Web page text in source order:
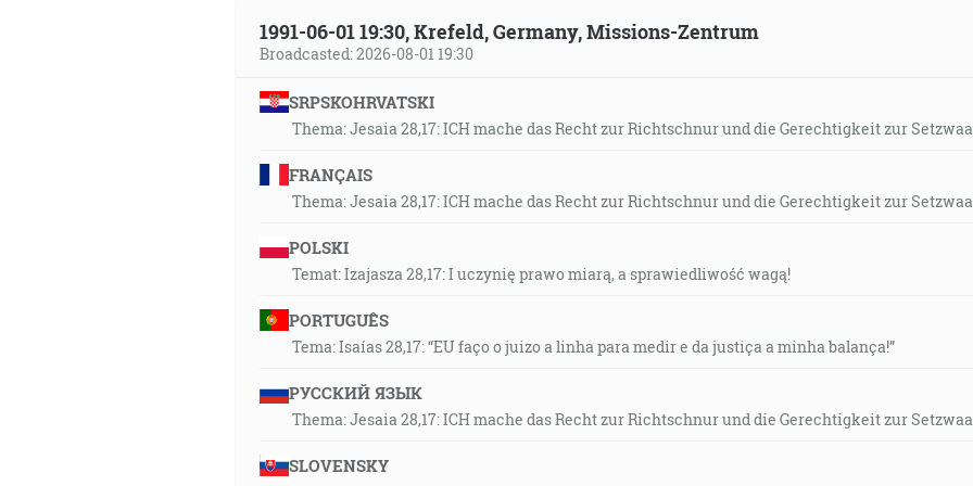
37:38
A videl som čosi jako sklené more, smiešané s ohňom, a tých, ktorí zvíťazili nad šelmou
pieseň Baránkovu a hovorili: Veľké a prepodivné sú tvoje skutky, Pane, všemohúci
cesty, ó, Kráľu svätých! [Zj 15:2-3]
38:04
Anjel Hospodinov táborí vôkol tých, ktorí sa ho boja, a vytrhuje ich. [Ž 34:8]
39:06
Vtedy bol Ježiš zavedený hore na púšť od Ducha, aby bol pokúšaný od diabla. [Mt 4:1]
aby smieril hriechy ľudu. [Žd 2:17]
Kde kto odsúdi? Kristus Ježiš je, ktorý zomrel, a viacej, ktorý aj vstal z mŕtvych, ktorý aj
1991-06-01 19:30, Krefeld, Germany, Missions-Zentrum
Broadcasted: 2026-08-01 19:30
SRPSKOHRVATSKI
Thema: Jesaia 28,17: ICH mache das Recht zur Richtschnur und die Gerechtigkeit zur
FRANÇAIS
Thema: Jesaia 28,17: ICH mache das Recht zur Richtschnur und die Gerechtigkeit zur
POLSKI
Temat: Izajasza 28,17: I uczynię prawo miarą, a sprawiedliwość wagą!
PORTUGUÊS
Tema: Isaías 28,17: “EU faço o juizo a linha para medir e da justiça a minha balança!”
РУССКИЙ ЯЗЫК
Thema: Jesaia 28,17: ICH mache das Recht zur Richtschnur und die Gerechtigkeit zur
SLOVENSKY